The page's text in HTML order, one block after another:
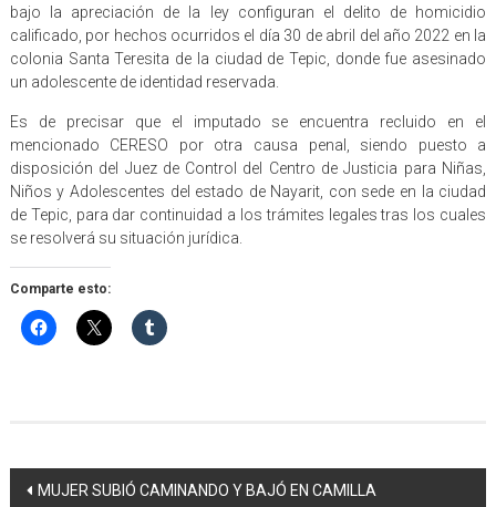
bajo la apreciación de la ley configuran el delito de homicidio
calificado, por hechos ocurridos el día 30 de abril del año 2022 en la
colonia Santa Teresita de la ciudad de Tepic, donde fue asesinado
un adolescente de identidad reservada.
Es de precisar que el imputado se encuentra recluido en el
mencionado CERESO por otra causa penal, siendo puesto a
disposición del Juez de Control del Centro de Justicia para Niñas,
Niños y Adolescentes del estado de Nayarit, con sede en la ciudad
de Tepic, para dar continuidad a los trámites legales tras los cuales
se resolverá su situación jurídica.
Comparte esto:
Navegación
MUJER SUBIÓ CAMINANDO Y BAJÓ EN CAMILLA